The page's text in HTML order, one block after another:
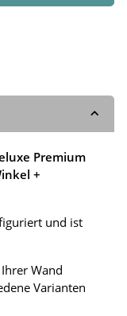
Premium
+
und ist
Wand
Varianten